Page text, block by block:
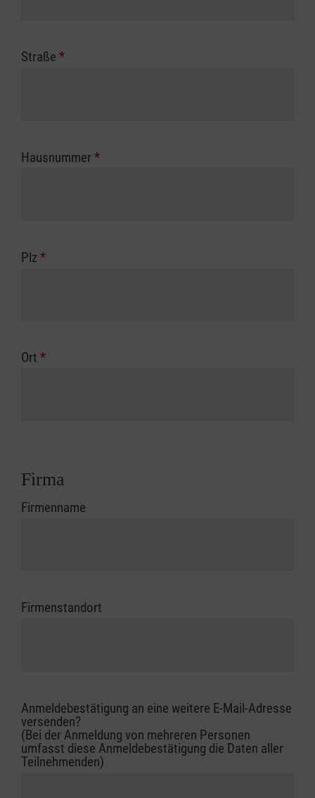
Straße *
Hausnummer *
Plz*
Ort *
Firma
Firmenname
Firmenstandort
Anmeldebestätigung an eine weitere E-Mail-Adresse
versenden?
(Bei der Anmeldung von mehreren Personen
umfasst diese Anmeldebestätigung die Daten aller
Teilnehmenden)